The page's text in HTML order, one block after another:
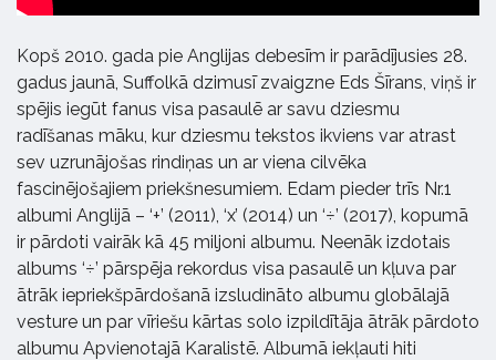
Kopš 2010. gada pie Anglijas debesīm ir parādījusies 28.
gadus jaunā, Suffolkā dzimusī zvaigzne Eds Šīrans, viņš ir
spējis iegūt fanus visa pasaulē ar savu dziesmu
radīšanas māku, kur dziesmu tekstos ikviens var atrast
sev uzrunājošas rindiņas un ar viena cilvēka
fascinējošajiem priekšnesumiem. Edam pieder trīs Nr.1
albumi Anglijā – ‘+’ (2011), ‘x’ (2014) un ‘÷’ (2017), kopumā
ir pārdoti vairāk kā 45 miljoni albumu. Neenāk izdotais
albums ‘÷’ pārspēja rekordus visa pasaulē un kļuva par
ātrāk iepriekšpārdošanā izsludināto albumu globālajā
vesture un par vīriešu kārtas solo izpildītāja ātrāk pārdoto
albumu Apvienotajā Karalistē. Albumā iekļauti hiti